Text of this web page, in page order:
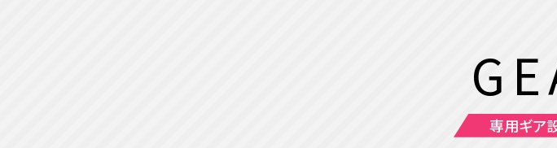
専用ギア